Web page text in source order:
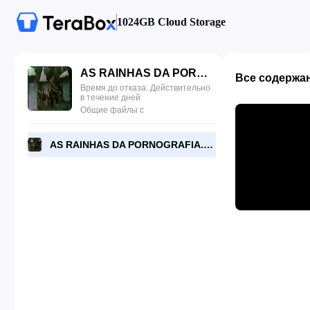
1024GB Cloud Storage
AS RAINHAS DA PORNOGRAFIA.mp4
Время до отказа: Действительно
в течение дней
Общие файлы с
AS RAINHAS DA PORNOGRAFIA.mp4
Все